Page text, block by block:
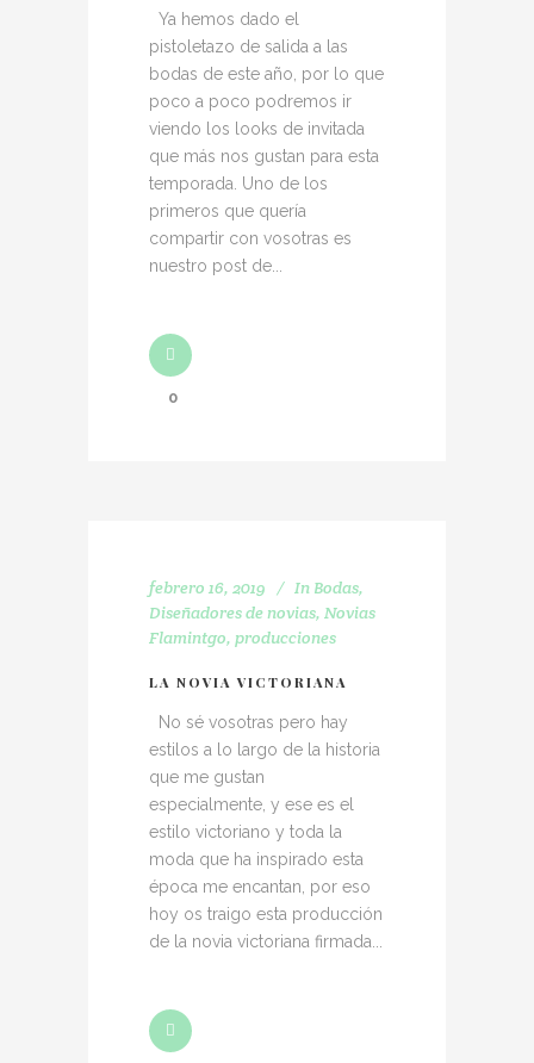
Ya hemos dado el
pistoletazo de salida a las
bodas de este año, por lo que
poco a poco podremos ir
viendo los looks de invitada
que más nos gustan para esta
temporada. Uno de los
primeros que quería
compartir con vosotras es
nuestro post de...
0
febrero 16, 2019 In Bodas,
Diseñadores de novias, Novias
Flamintgo, producciones
LA NOVIA VICTORIANA
No sé vosotras pero hay
estilos a lo largo de la historia
que me gustan
especialmente, y ese es el
estilo victoriano y toda la
moda que ha inspirado esta
época me encantan, por eso
hoy os traigo esta producción
de la novia victoriana firmada...